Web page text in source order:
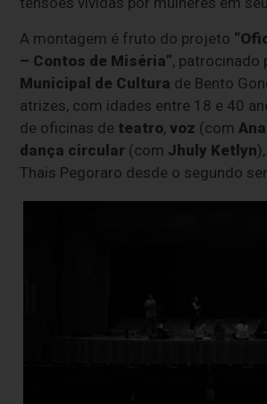
A montagem é fruto do projeto
– Contos de Miséria”, patrocinado
Municipal de Cultura de Bento
atrizes, com idades entre 18 e 40
de oficinas de teatro,voz (com
dança circular (com Jhuly Ketlyn
Thais Pegoraro desde o segundo